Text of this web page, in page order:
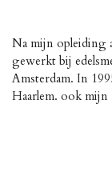
Na mijn opleiding
gewerkt bij
Amsterdam. In
Haarlem. ook mijn